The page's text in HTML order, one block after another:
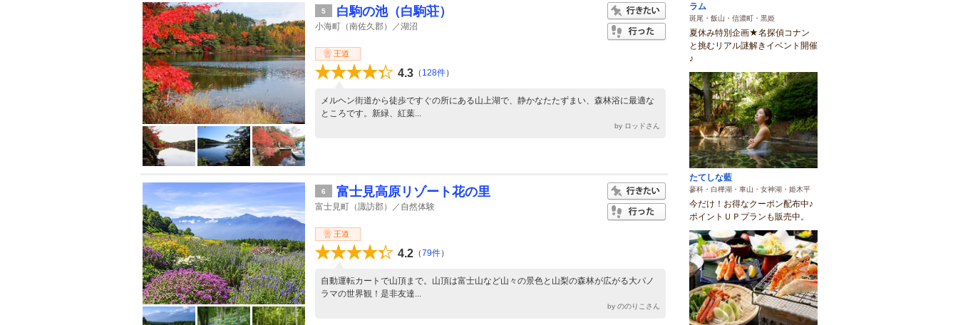
5 白駒の池（白駒荘）
小海町（南佐久郡）／湖沼
王道
4.3 （ 128件）
メルヘン街道から徒歩ですぐの所にある山上湖で、静かなたたずまい、森林浴に最適な
ところです。新緑、紅葉...
by ロッドさん
6 富士見高原リゾート花の里
富士見町（諏訪郡）／自然体験
王道
4.2 （79件）
自動運転カートで山頂まで。山頂は富士山など山々の景色と山梨の森林が広がる大パノ
ラマの世界観！是非友達...
by ののりこさん
ラム
斑尾・飯山・信濃町・黒姫
夏休み特別企画★名探偵コナン
と挑むリアル謎解きイベント開催
♪
たてしな藍
蓼科・白樺湖・車山・女神湖・姫木平
今だけ！お得なクーポン配布中♪
ポイントＵＰプランも販売中。